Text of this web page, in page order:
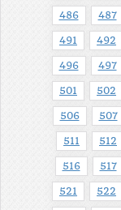
486 487
491 492
496 497
501 502
506 507
511 512
516 517
521 522